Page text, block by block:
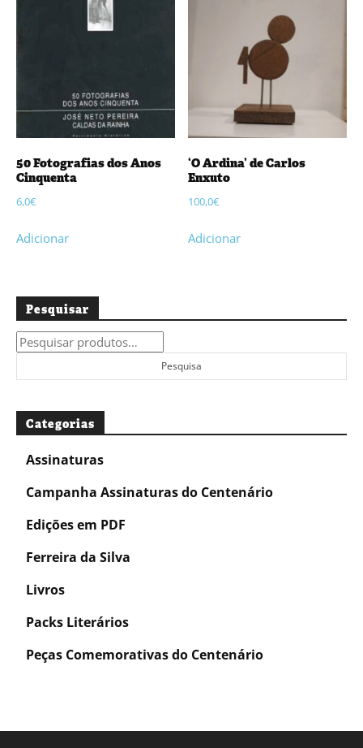
50 Fotografias dos Anos
Cinquenta
6,0€
Adicionar
‘O Ardina’ de Carlos
Enxuto
100,0€
Adicionar
Pesquisar
Pesquisar
por:
Pesquisa
Categorias
Assinaturas
Campanha Assinaturas do Centenário
Edições em PDF
Ferreira da Silva
Livros
Packs Literários
Peças Comemorativas do Centenário